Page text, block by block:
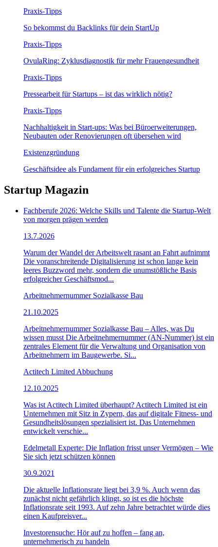
Praxis-Tipps
So bekommst du Backlinks für dein StartUp
Praxis-Tipps
OvulaRing: Zyklusdiagnostik für mehr Frauengesundheit
Praxis-Tipps
Pressearbeit für Startups – ist das wirklich nötig?
Praxis-Tipps
Nachhaltigkeit in Start-ups: Was bei Büroerweiterungen,
Neubauten oder Renovierungen oft übersehen wird
Existenzgründung
Geschäftsidee als Fundament für ein erfolgreiches Startup
Startup Magazin
Fachberufe 2026: Welche Skills und Talente die Startup-Welt
von morgen prägen werden
13.7.2026
Warum der Wandel der Arbeitswelt rasant an Fahrt aufnimmt
Die voranschreitende Digitalisierung ist schon lange kein
leeres Buzzword mehr, sondern die unumstößliche Basis
erfolgreicher Geschäftsmod...
Arbeitnehmernummer Sozialkasse Bau
21.10.2025
Arbeitnehmernummer Sozialkasse Bau – Alles, was Du
wissen musst Die Arbeitnehmernummer (AN-Nummer) ist ein
zentrales Element für die Verwaltung und Organisation von
Arbeitnehmern im Baugewerbe. Si...
Actitech Limited Abbuchung
12.10.2025
Was ist Actitech Limited überhaupt? Actitech Limited ist ein
Unternehmen mit Sitz in Zypern, das auf digitale Fitness- und
Gesundheitslösungen spezialisiert ist. Das Unternehmen
entwickelt verschie...
Edelmetall Experte: Die Inflation frisst unser Vermögen – Wie
Sie sich jetzt schützen können
30.9.2021
Die aktuelle Inflationsrate liegt bei 3,9 %. Auch wenn das
zunächst nicht gefährlich klingt, so ist es die höchste
Inflationsrate seit 1993. Auf zehn Jahre betrachtet würde dies
einen Kaufpreisver...
Investorensuche: Hör auf zu hoffen – fang an,
unternehmerisch zu handeln